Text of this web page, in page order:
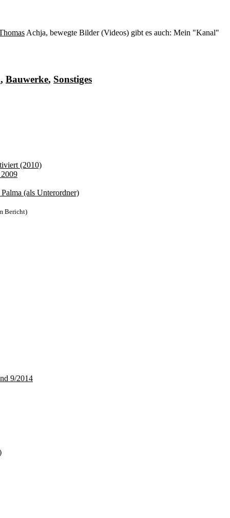
Achja, bewegte Bilder (Videos) gibt es auch: Mein "Kanal"
, Bauwerke, Sonstiges
(2010)
(als Unterordner)
Bericht)
9/2014